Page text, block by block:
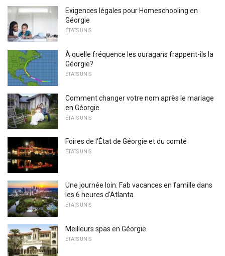
Exigences légales pour Homeschooling en
Géorgie
ÉTATS UNIS
À quelle fréquence les ouragans frappent-ils la
Géorgie?
ÉTATS UNIS
Comment changer votre nom après le mariage
en Géorgie
ÉTATS UNIS
Foires de l'État de Géorgie et du comté
ÉTATS UNIS
Une journée loin: Fab vacances en famille dans
les 6 heures d'Atlanta
ÉTATS UNIS
Meilleurs spas en Géorgie
ÉTATS UNIS